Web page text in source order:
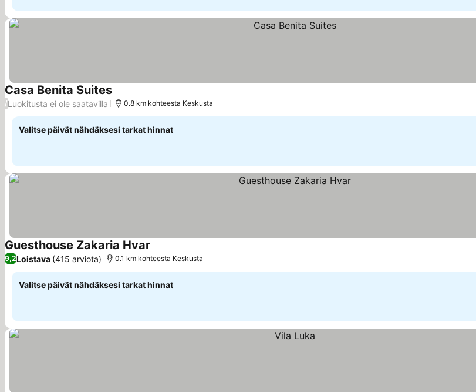
Casa Benita SuitesKatso hinnat
/Luokitusta ei ole saatavilla 0.8 km kohteesta Keskusta
Valitse päivät nähdäksesi tarkat hinnat
Guesthouse Zakaria Hvar
9,2Loistava (415 arviota) 0.1 km kohteesta Keskusta
Valitse päivät nähdäksesi tarkat hinnat